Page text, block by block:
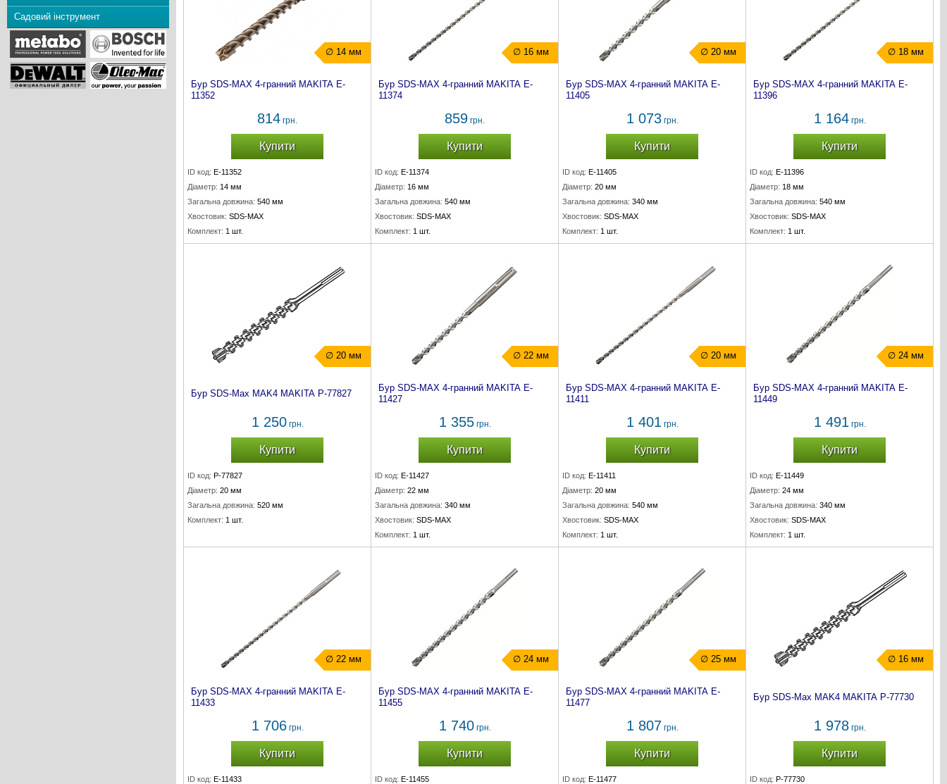
Садовий інструмент
∅ 14 мм
Бур SDS-MAX 4-гранний MAKITA E-
11352
814 грн.
Купити
ID код: E-11352
Діаметр: 14 мм
Загальна довжина: 540 мм
Хвостовик: SDS-MAX
Комплект: 1 шт.
∅ 16 мм
Бур SDS-MAX 4-гранний MAKITA E-
11374
859 грн.
Купити
ID код: E-11374
Діаметр: 16 мм
Загальна довжина: 540 мм
Хвостовик: SDS-MAX
Комплект: 1 шт.
∅ 20 мм
Бур SDS-MAX 4-гранний MAKITA E-
11405
1 073грн.
Купити
ID код: E-11405
Діаметр: 20 мм
Загальна довжина: 340 мм
Хвостовик: SDS-MAX
Комплект: 1 шт.
∅ 18 мм
Бур SDS-MAX 4-гранний MAKITA E-
11396
1 164грн.
Купити
ID код: E-11396
Діаметр: 18 мм
Загальна довжина: 540 мм
Хвостовик: SDS-MAX
Комплект: 1 шт.
∅ 20 мм
Бур SDS-Max MAK4 MAKITA P-77827
1 250грн.
Купити
ID код: P-77827
Діаметр: 20 мм
Загальна довжина: 520 мм
Комплект: 1 шт.
∅ 22 мм
Бур SDS-MAX 4-гранний MAKITA E-
11427
1 355грн.
Купити
ID код: E-11427
Діаметр: 22 мм
Загальна довжина: 340 мм
Хвостовик: SDS-MAX
Комплект: 1 шт.
∅ 20 мм
Бур SDS-MAX 4-гранний MAKITA E-
11411
1 401грн.
Купити
ID код: E-11411
Діаметр: 20 мм
Загальна довжина: 540 мм
Хвостовик: SDS-MAX
Комплект: 1 шт.
∅ 24 мм
Бур SDS-MAX 4-гранний MAKITA E-
11449
1 491грн.
Купити
ID код: E-11449
Діаметр: 24 мм
Загальна довжина: 340 мм
Хвостовик: SDS-MAX
Комплект: 1 шт.
∅ 22 мм
Бур SDS-MAX 4-гранний MAKITA E-
11433
1 706грн.
Купити
ID код: E-11433
∅ 24 мм
Бур SDS-MAX 4-гранний MAKITA E-
11455
1 740грн.
Купити
ID код: E-11455
∅ 25 мм
Бур SDS-MAX 4-гранний MAKITA E-
11477
1 807 грн.
Купити
ID код: E-11477
∅ 16 мм
Бур SDS-Max MAK4 MAKITA P-77730
1 978грн.
Купити
ID код: P-77730